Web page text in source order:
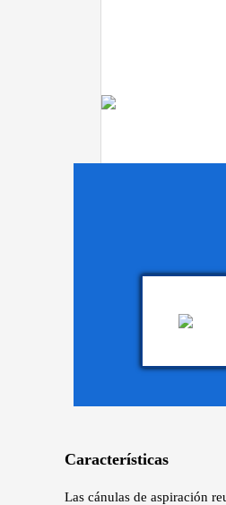
Características
Las cánulas de aspiración